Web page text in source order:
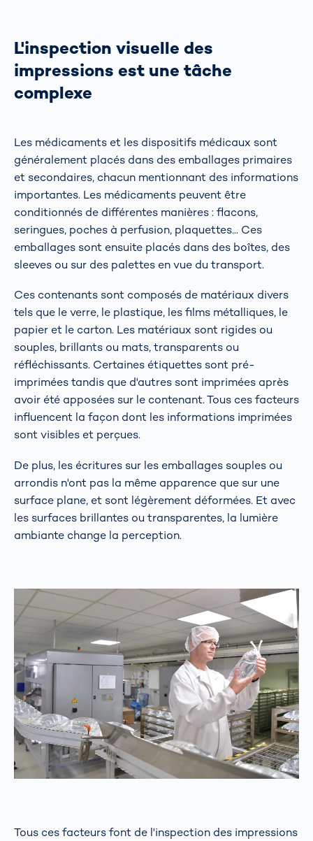
L'inspection visuelle des
impressions est une tâche
complexe
Les médicaments et les dispositifs médicaux sont
généralement placés dans des emballages primaires
et secondaires, chacun mentionnant des informations
importantes. Les médicaments peuvent être
conditionnés de différentes manières : flacons,
seringues, poches à perfusion, plaquettes... Ces
emballages sont ensuite placés dans des boîtes, des
sleeves ou sur des palettes en vue du transport.
Ces contenants sont composés de matériaux divers
tels que le verre, le plastique, les films métalliques, le
papier et le carton. Les matériaux sont rigides ou
souples, brillants ou mats, transparents ou
réfléchissants. Certaines étiquettes sont pré-
imprimées tandis que d'autres sont imprimées après
avoir été apposées sur le contenant. Tous ces facteurs
influencent la façon dont les informations imprimées
sont visibles et perçues.
De plus, les écritures sur les emballages souples ou
arrondis n'ont pas la même apparence que sur une
surface plane, et sont légèrement déformées. Et avec
les surfaces brillantes ou transparentes, la lumière
ambiante change la perception.
Tous ces facteurs font de l'inspection des impressions